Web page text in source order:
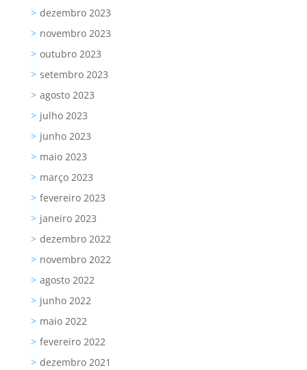
dezembro 2023
novembro 2023
outubro 2023
setembro 2023
agosto 2023
julho 2023
junho 2023
maio 2023
março 2023
fevereiro 2023
janeiro 2023
dezembro 2022
novembro 2022
agosto 2022
junho 2022
maio 2022
fevereiro 2022
dezembro 2021